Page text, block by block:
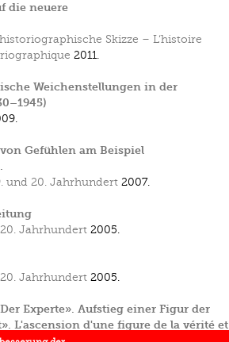
die neuere
Skizze – L‘histoire
2011.
Weichenstellungen in der
Gefühlen am Beispiel
und 20. Jahrhundert 2007.
Jahrhundert 2005.
Jahrhundert 2005.
Experte». Aufstieg einer Figur der
L'ascension d'une figure de la vérité et